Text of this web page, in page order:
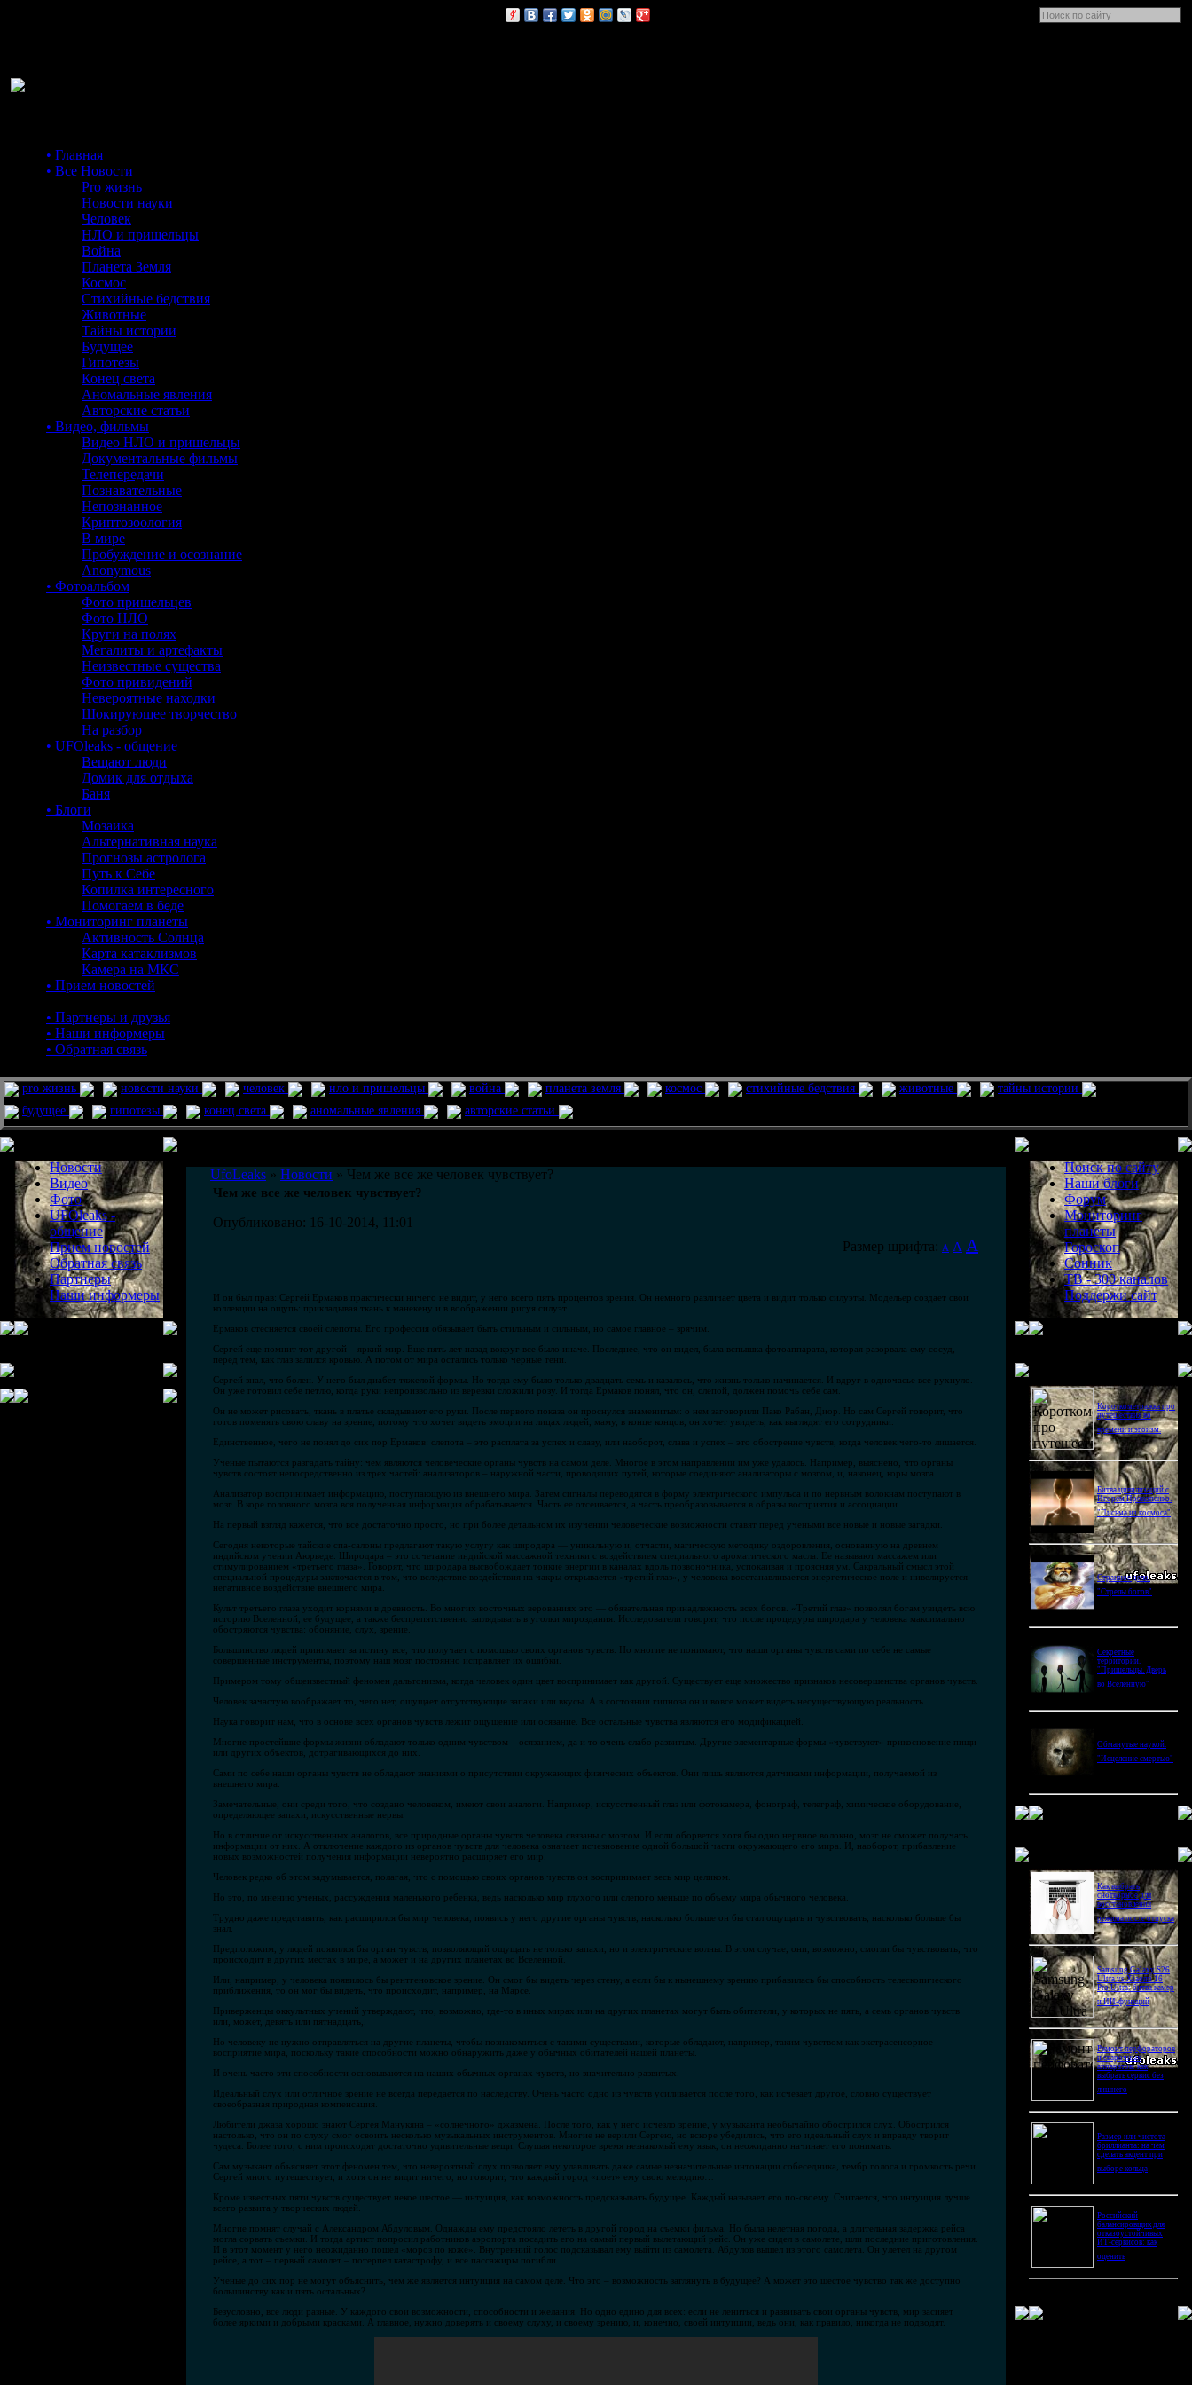
• Главная
• Все Новости
Pro жизнь
Новости науки
Человек
НЛО и пришельцы
Война
Планета Земля
Космос
Стихийные бедствия
Животные
Тайны истории
Будущее
Гипотезы
Конец света
Аномальные явления
Авторские статьи
• Видео, фильмы
Видео НЛО и пришельцы
Документальные фильмы
Телепередачи
Познавательные
Непознанное
Криптозоология
В мире
Пробуждение и осознание
Anonymous
• Фотоальбом
Фото пришельцев
Фото НЛО
Круги на полях
Мегалиты и артефакты
Неизвестные существа
Фото привидений
Невероятные находки
Шокирующее творчество
На разбор
• UFOleaks - общение
Вещают люди
Домик для отдыха
Баня
• Блоги
Мозаика
Альтернативная наука
Прогнозы астролога
Путь к Себе
Копилка интересного
Помогаем в беде
• Мониторинг планеты
Активность Солнца
Карта катаклизмов
Камера на МКС
• Прием новостей
• Партнеры и друзья
• Наши информеры
• Обратная связь
pro жизнь новости науки человек нло и пришельцы война планета земля космос стихийные бедствия животные
тайны истории
будущее
гипотезы конец света аномальные явления авторские статьи
Новости
Видео
Фото
UFOleaks -
общение
Прием новостей
Обратная связь
Партнеры
Наши информеры
UfoLeaks » Новости » Чем же все же человек чувствует?
Чем же все же человек чувствует?
Опубликовано: 16-10-2014, 11:01
Размер шрифта: A A A
И он был прав: Сергей Ермаков практически ничего не видит, у него всего пять процентов зрения. Он немного различает цвета и видит только силуэты. Модельер создает свои
коллекции на ощупь: прикладывая ткань к манекену и в воображении рисуя силуэт.
Ермаков стесняется своей слепоты. Его профессия обязывает быть стильным и сильным, но самое главное – зрячим.
Сергей еще помнит тот другой – яркий мир. Еще пять лет назад вокруг все было иначе. Последнее, что он видел, была вспышка фотоаппарата, которая разорвала ему сосуд,
перед тем, как глаз залился кровью. А потом от мира остались только черные тени.
Сергей знал, что болен. У него был диабет тяжелой формы. Но тогда ему было только двадцать семь и казалось, что жизнь только начинается. И вдруг в одночасье все рухнуло.
Он уже готовил себе петлю, когда руки непроизвольно из веревки сложили розу. И тогда Ермаков понял, что он, слепой, должен помочь себе сам.
Он не может рисовать, ткань в платье складывают его руки. После первого показа он проснулся знаменитым: о нем заговорили Пако Рабан, Диор. Но сам Сергей говорит, что
готов поменять свою славу на зрение, потому что хочет видеть эмоции на лицах людей, маму, в конце концов, он хочет увидеть, как выглядят его сотрудники.
Единственное, чего не понял до сих пор Ермаков: слепота – это расплата за успех и славу, или наоборот, слава и успех – это обострение чувств, когда человек чего-то лишается.
Ученые пытаются разгадать тайну: чем являются человеческие органы чувств на самом деле. Многое в этом направлении им уже удалось. Например, выяснено, что органы
чувств состоят непосредственно из трех частей: анализаторов – наружной части, проводящих путей, которые соединяют анализаторы с мозгом, и, наконец, коры мозга.
Анализатор воспринимает информацию, поступающую из внешнего мира. Затем сигналы переводятся в форму электрического импульса и по нервным волокнам поступают в
мозг. В коре головного мозга вся полученная информация обрабатывается. Часть ее отсеивается, а часть преобразовывается в образы восприятия и ассоциации.
На первый взгляд кажется, что все достаточно просто, но при более детальном их изучении человеческие возможности ставят перед учеными все новые и новые загадки.
Сегодня некоторые тайские спа-салоны предлагают такую услугу как широдара — уникальную и, отчасти, магическую методику оздоровления, основанную на древнем
индийском учении Аюрведе. Широдара – это сочетание индийской массажной техники с воздействием специального ароматического масла. Ее называют массажем или
стимулированием «третьего глаза». Говорят, что широдара высвобождает тонкие энергии в каналах вдоль позвоночника, успокаивая и проясняя ум. Сакральный смысл этой
специальной процедуры заключается в том, что вследствие воздействия на чакры открывается «третий глаз», у человека восстанавливается энергетическое поле и нивелируется
негативное воздействие внешнего мира.
Культ третьего глаза уходит корнями в древность. Во многих восточных верованиях это — обязательная принадлежность всех богов. «Третий глаз» позволял богам увидеть всю
историю Вселенной, ее будущее, а также беспрепятственно заглядывать в уголки мироздания. Исследователи говорят, что после процедуры широдара у человека максимально
обостряются чувства: обоняние, слух, зрение.
Большинство людей принимает за истину все, что получает с помощью своих органов чувств. Но многие не понимают, что наши органы чувств сами по себе не самые
совершенные инструменты, поэтому наш мозг постоянно исправляет их ошибки.
Примером тому общеизвестный феномен дальтонизма, когда человек один цвет воспринимает как другой. Существует еще множество признаков несовершенства органов чувств.
Человек зачастую воображает то, чего нет, ощущает отсутствующие запахи или вкусы. А в состоянии гипноза он и вовсе может видеть несуществующую реальность.
Наука говорит нам, что в основе всех органов чувств лежит ощущение или осязание. Все остальные чувства являются его модификацией.
Многие простейшие формы жизни обладают только одним чувством – осязанием, да и то очень слабо развитым. Другие элементарные формы «чувствуют» прикосновение пищи
или других объектов, дотрагивающихся до них.
Сами по себе наши органы чувств не обладают знаниями о присутствии окружающих физических объектов. Они лишь являются датчиками информации, получаемой из
внешнего мира.
Замечательные, они среди того, что создано человеком, имеют свои аналоги. Например, искусственный глаз или фотокамера, фонограф, телеграф, химическое оборудование,
определяющее запахи, искусственные нервы.
Но в отличие от искусственных аналогов, все природные органы чувств человека связаны с мозгом. И если оборвется хотя бы одно нервное волокно, мозг не сможет получать
информации от них. А отключение каждого из органов чувств для человека означает исчезновение одной большой части окружающего его мира. И, наоборот, прибавление
новых возможностей получения информации невероятно расширяет его мир.
Человек редко об этом задумывается, полагая, что с помощью своих органов чувств он воспринимает весь мир целиком.
Но это, по мнению ученых, рассуждения маленького ребенка, ведь насколько мир глухого или слепого меньше по объему мира обычного человека.
Трудно даже представить, как расширился бы мир человека, появись у него другие органы чувств, насколько больше он бы стал ощущать и чувствовать, насколько больше бы
знал.
Предположим, у людей появился бы орган чувств, позволяющий ощущать не только запахи, но и электрические волны. В этом случае, они, возможно, смогли бы чувствовать, что
происходит в других местах в мире, а может и на других планетах во Вселенной.
Или, например, у человека появилось бы рентгеновское зрение. Он смог бы видеть через стену, а если бы к нынешнему зрению прибавилась бы способность телескопического
приближения, то он мог бы видеть, что происходит, например, на Марсе.
Приверженцы оккультных учений утверждают, что, возможно, где-то в иных мирах или на других планетах могут быть обитатели, у которых не пять, а семь органов чувств
или, может, девять или пятнадцать,.
Но человеку не нужно отправляться на другие планеты, чтобы познакомиться с такими существами, которые обладают, например, таким чувством как экстрасенсорное
восприятие мира, поскольку такие способности можно обнаружить даже у обычных обитателей нашей планеты.
И очень часто эти способности основываются на наших обычных органах чувств, но значительно развитых.
Идеальный слух или отличное зрение не всегда передается по наследству. Очень часто одно из чувств усиливается после того, как исчезает другое, словно существует
своеобразная природная компенсация.
Любители джаза хорошо знают Сергея Манукяна – «солнечного» джазмена. После того, как у него исчезло зрение, у музыканта необычайно обострился слух. Обострился
настолько, что он по слуху смог освоить несколько музыкальных инструментов. Многие не верили Сергею, но вскоре убедились, что его идеальный слух и вправду творит
чудеса. Более того, с ним происходят достаточно удивительные вещи. Слушая некоторое время незнакомый ему язык, он неожиданно начинает его понимать.
Сам музыкант объясняет этот феномен тем, что невероятный слух позволяет ему улавливать даже самые незначительные интонации собеседника, тембр голоса и громкость речи.
Сергей много путешествует, и хотя он не видит ничего, но говорит, что каждый город «поет» ему свою мелодию…
Кроме известных пяти чувств существует некое шестое — интуиция, как возможность предсказывать будущее. Каждый называет его по-своему. Считается, что интуиция лучше
всего развита у творческих людей.
Многие помнят случай с Александром Абдуловым. Однажды ему предстояло лететь в другой город на съемки фильма. Но была нелетная погода, а длительная задержка рейса
могла сорвать съемки. И тогда артист попросил работников аэропорта посадить его на самый первый вылетающий рейс. Он уже сидел в самолете, шли последние приготовления.
И в этот момент у него неожиданно пошел «мороз по коже». Внутренний голос подсказывал ему выйти из самолета. Абдулов вышел из этого самолета. Он улетел на другом
рейсе, а тот – первый самолет – потерпел катастрофу, и все пассажиры погибли.
Ученые до сих пор не могут объяснить, чем же является интуиция на самом деле. Что это – возможность заглянуть в будущее? А может это шестое чувство так же доступно
большинству как и пять остальных?
Безусловно, все люди разные. У каждого свои возможности, способности и желания. Но одно едино для всех: если не лениться и развивать свои органы чувств, мир засияет
более яркими и добрыми красками. А главное, нужно доверять и своему слуху, и своему зрению, и, конечно, своей интуиции, ведь они, как правило, никогда не подводят.
Поиск по сайту
Наши блоги
Форум
Мониторинг
планеты
Гороскоп
Сонник
ТВ - 300 каналов
Поддержи сайт
Короткометражка про
путешествия во
времени и эгоизм.
Битва цивилизаций с
Игорем Прокопенко.
"Письма из космоса"
Странное дело.
"Стрелы богов"
Секретные
территории.
"Пришельцы. Дверь
во Вселенную"
Обманутые наукой.
"Исцеление смертью"
Как выбрать
снотворное для
восстановления
режима после отпуска
Samsung Galaxy S26
Ultra vs Xiaomi 16
Pro Ultra: битва камер
и ИИ-функций
Ремонт перфораторов
и сварочных
аппаратов: как
выбрать сервис без
лишнего
Размер или чистота
бриллианта: на чем
сделать акцент при
выборе кольца
Российский
балансировщик для
отказоустойчивых
ИТ-сервисов: как
оценить